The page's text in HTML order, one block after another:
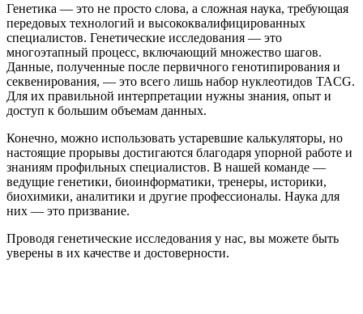
Генетика — это не просто слова, а сложная наука, требующая
передовых технологий и высококвалифицированных
специалистов. Генетические исследования — это
многоэтапный процесс, включающий множество шагов.
Данные, полученные после первичного генотипирования и
секвенирования, — это всего лишь набор нуклеотидов TACG.
Для их правильной интерпретации нужны знания, опыт и
доступ к большим объемам данных.
Конечно, можно использовать устаревшие калькуляторы, но
настоящие прорывы достигаются благодаря упорной работе и
знаниям профильных специалистов. В нашей команде —
ведущие генетики, биоинформатики, тренеры, историки,
биохимики, аналитики и другие профессионалы. Наука для
них — это призвание.
Проводя генетические исследования у нас, вы можете быть
уверены в их качестве и достоверности.